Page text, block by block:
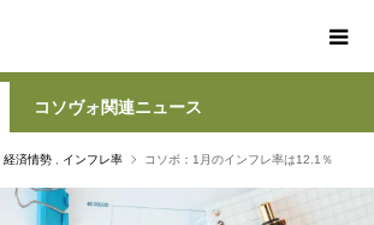
コソヴォ関連ニュース
経済情勢 インフレ率 コソボ：1月のインフレ率は12.1％